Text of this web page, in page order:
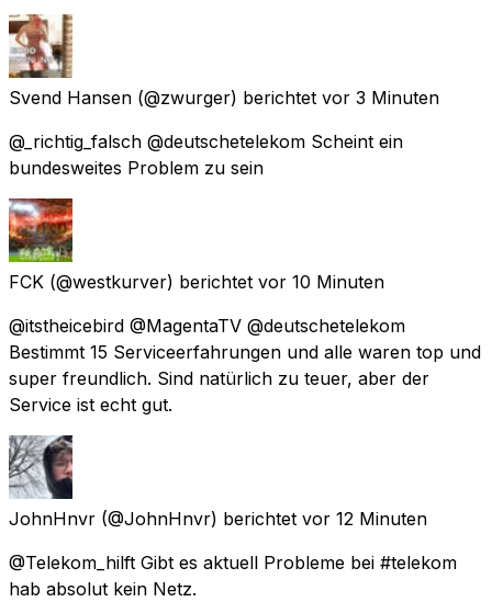
Svend Hansen (@zwurger) berichtet vor 3 Minuten
@_richtig_falsch @deutschetelekom Scheint ein
bundesweites Problem zu sein
FCK (@westkurver) berichtet vor 10 Minuten
@itstheicebird @MagentaTV @deutschetelekom
Bestimmt 15 Serviceerfahrungen und alle waren top und
super freundlich. Sind natürlich zu teuer, aber der
Service ist echt gut.
JohnHnvr (@JohnHnvr) berichtet vor 12 Minuten
@Telekom_hilft Gibt es aktuell Probleme bei #telekom
hab absolut kein Netz.